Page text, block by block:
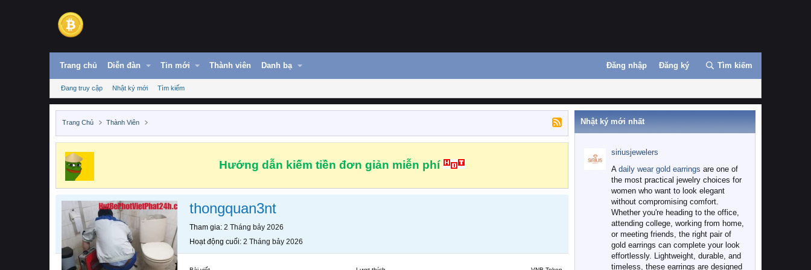
Trang chủ Diễn đàn Tin mới Thành viên Danh bạ Đăng nhập Đăng ký Tìm kiếm
Đang truy cập Nhật ký mới Tìm kiếm
Trang Chủ Thành Viên
Hướng dẫn kiếm tiền đơn giản miễn phí
thongquan3nt
Tham gia 2 Tháng bảy 2026
Hoạt động cuối 2 Tháng bảy 2026
Nhật ký mới nhất
siriusjewelers
A daily wear gold earrings are one of
the most practical jewelry choices for
women who want to look elegant
without compromising comfort.
Whether you're heading to the office,
attending college, working from home,
or meeting friends, the right pair of
gold earrings can complete your look
effortlessly. Lightweight, durable, and
timeless, these earrings are designed